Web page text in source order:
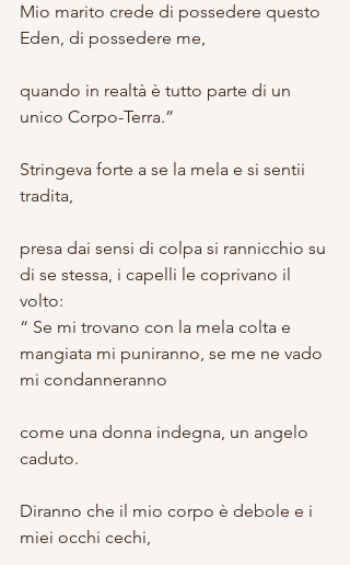
Mio marito crede di possedere questo
Eden, di possedere me,
quando in realtà è tutto parte di un
unico Corpo-Terra.”
Stringeva forte a se la mela e si sentii
tradita,
presa dai sensi di colpa si rannicchio su
di se stessa, i capelli le coprivano il
volto:
“ Se mi trovano con la mela colta e
mangiata mi puniranno, se me ne vado
mi condanneranno
come una donna indegna, un angelo
caduto.
Diranno che il mio corpo è debole e i
miei occhi cechi,